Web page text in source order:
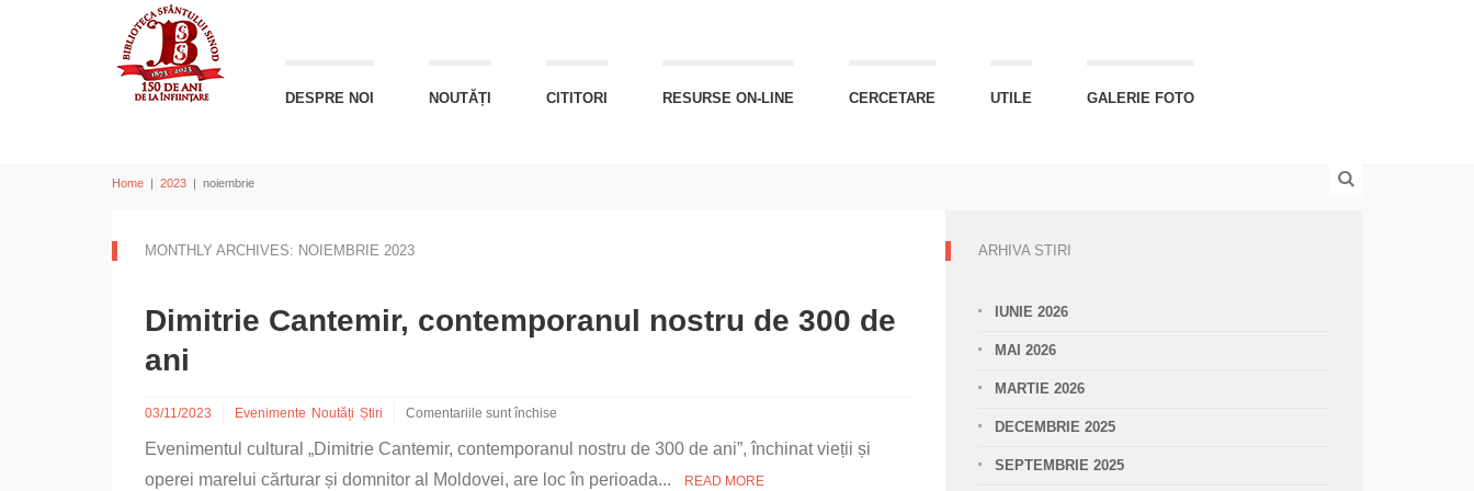
DESPRE NOI NOUTĂȚI CITITORI RESURSE ON-LINE CERCETARE UTILE GALERIE FOTO
Home | 2023 | noiembrie
MONTHLY ARCHIVES: NOIEMBRIE 2023
Dimitrie Cantemir, contemporanul nostru de 300 de
ani
03/11/2023 Evenimente Noutăți Știri
Comentariile sunt închise
Dimitrie
Cantemir,
Evenimentul cultural „Dimitrie Cantemir, contemporanul nostru de 300 de ani”, închinat vieții și
operei marelui cărturar și domnitor al Moldovei, are loc în perioada...
READ MORE
ARHIVA STIRI
IUNIE 2026
MAI 2026
MARTIE 2026
DECEMBRIE 2025
SEPTEMBRIE 2025